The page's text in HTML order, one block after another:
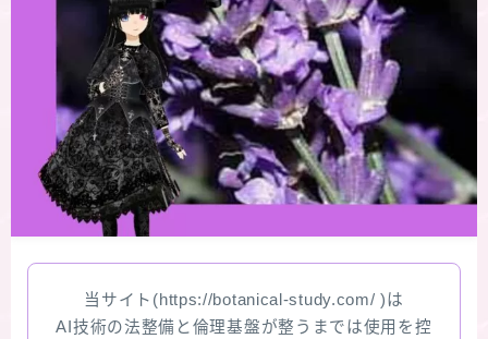
公式ウェブサイト『Botanical Study』
Cジャスミン瑠璃地楽の主な活動先リンク集
プロフィール
アロマハーブアンケート
おすすめ商品＆レビュー
当サイト(https://botanical-study.com/ )は
AI技術の法整備と倫理基盤が整うまでは使用を控